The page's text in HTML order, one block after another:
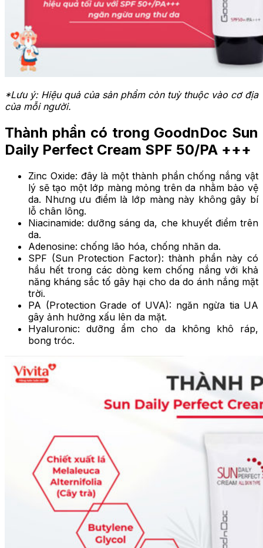
*Lưu ý: Hiệu quả của sản phẩm còn tuỳ thuộc vào cơ địa
của mỗi người.
Thành phần có trong GoodnDoc Sun
Daily Perfect Cream SPF 50/PA +++
Zinc Oxide: đây là một thành phần chống nắng vật
lý sẽ tạo một lớp màng mỏng trên da nhằm bảo vệ
da. Nhưng ưu điểm là lớp màng này không gây bí
lỗ chân lông.
Niacinamide: dưỡng sáng da, che khuyết điểm trên
da.
Adenosine: chống lão hóa, chống nhăn da.
SPF (Sun Protection Factor): thành phần này có
hầu hết trong các dòng kem chống nắng với khả
năng kháng sắc tố gây hại cho da do ánh nắng mặt
trời.
PA (Protection Grade of UVA): ngăn ngừa tia UA
gây ảnh hưởng xấu lên da mặt.
Hyaluronic: dưỡng ẩm cho da không khô ráp,
bong tróc.